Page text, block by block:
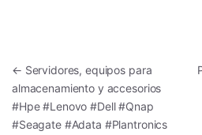
Navegación de
← Servidores, equipos para
almacenamiento y accesorios
#Hpe #Lenovo #Dell #Qnap
#Seagate #Adata #Plantronics